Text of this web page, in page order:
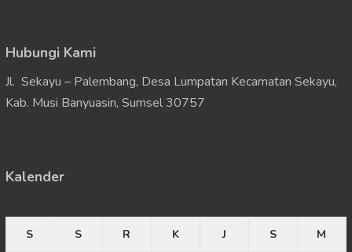
Hubungi Kami
Jl. Sekayu – Palembang, Desa Lumpatan Kecamatan Sekayu,
Kab. Musi Banyuasin, Sumsel 30757
Kalender
S
S R K J S M